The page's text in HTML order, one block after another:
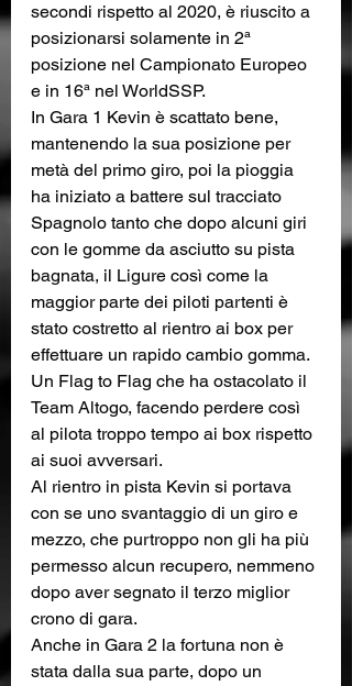
secondi rispetto al 2020, è riuscito a
posizionarsi solamente in 2ª
posizione nel Campionato Europeo
e in 16ª nel WorldSSP.
In Gara 1 Kevin è scattato bene,
mantenendo la sua posizione per
metà del primo giro, poi la pioggia
ha iniziato a battere sul tracciato
Spagnolo tanto che dopo alcuni giri
con le gomme da asciutto su pista
bagnata, il Ligure così come la
maggior parte dei piloti partenti è
stato costretto al rientro ai box per
effettuare un rapido cambio gomma.
Un Flag to Flag che ha ostacolato il
Team Altogo, facendo perdere così
al pilota troppo tempo ai box rispetto
ai suoi avversari.
Al rientro in pista Kevin si portava
con se uno svantaggio di un giro e
mezzo, che purtroppo non gli ha più
permesso alcun recupero, nemmeno
dopo aver segnato il terzo miglior
crono di gara.
Anche in Gara 2 la fortuna non è
stata dalla sua parte, dopo un